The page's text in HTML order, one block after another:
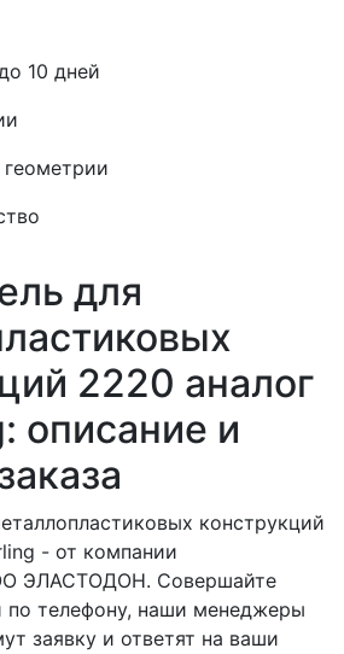
10 дней
для
2220 аналог
описание и
конструкций
- от компании
ЭЛАСТОДОН. Совершайте
по телефону, наши менеджеры
заявку и ответят на ваши